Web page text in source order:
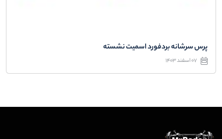
پرس سرشانه بردفورد اسمیت نشسته
07 اسفند 1403